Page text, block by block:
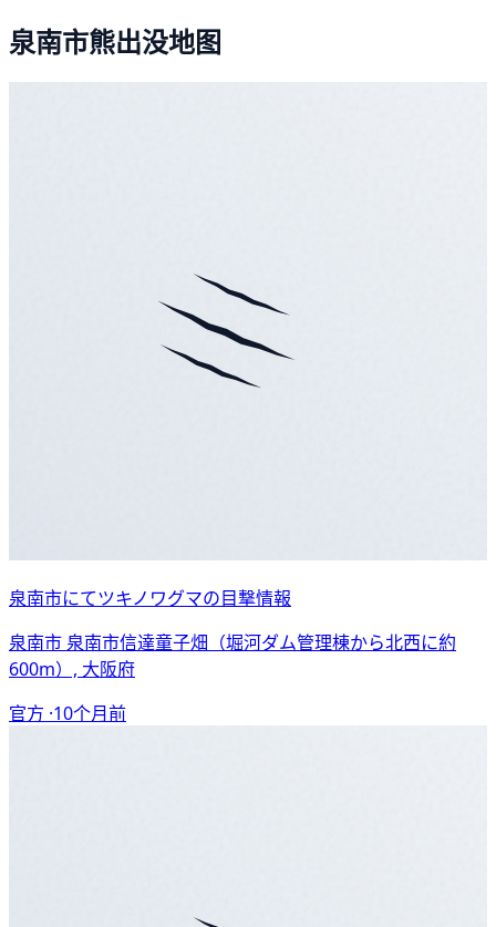
泉南市熊出没地图
泉南市にてツキノワグマの目撃情報
泉南市 泉南市信達童子畑（堀河ダム管理棟から北西に約
600m）, 大阪府
官方 ·10个月前